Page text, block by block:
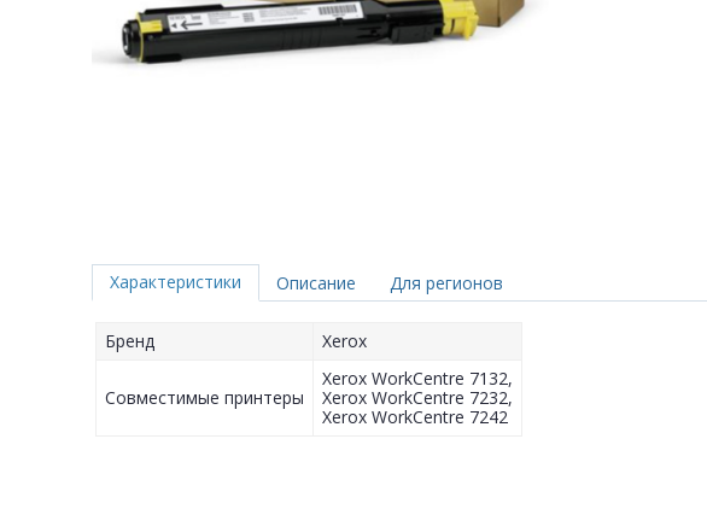
Характеристики
Бренд Xerox
Совместимые принтеры
Xerox WorkCentre 7132,
Xerox WorkCentre 7232,
Xerox WorkCentre 7242
Описание Для регионов